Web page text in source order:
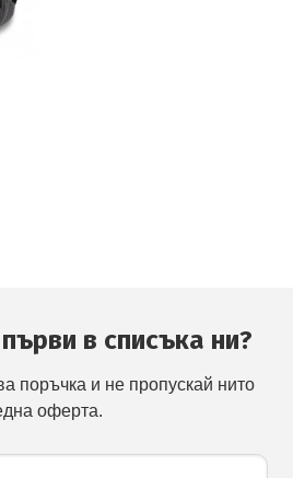
в списъка ни?
поръчка и не пропускай нито
оферта.